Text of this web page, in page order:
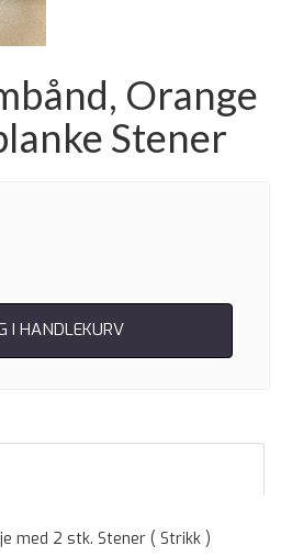
Orange
Stener
I HANDLEKURV
med 2 stk. Stener ( Strikk )